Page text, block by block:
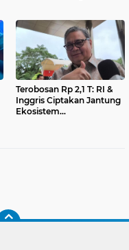
Terobosan Rp 2,1 T: RI &
Inggris Ciptakan Jantung
Ekosistem